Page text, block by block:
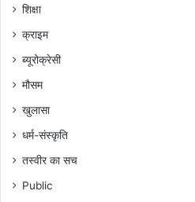
शिक्षा
क्राइम
ब्यूरोक्रेसी
मौसम
खुलासा
धर्म-संस्कृति
तस्वीर का सच
Public